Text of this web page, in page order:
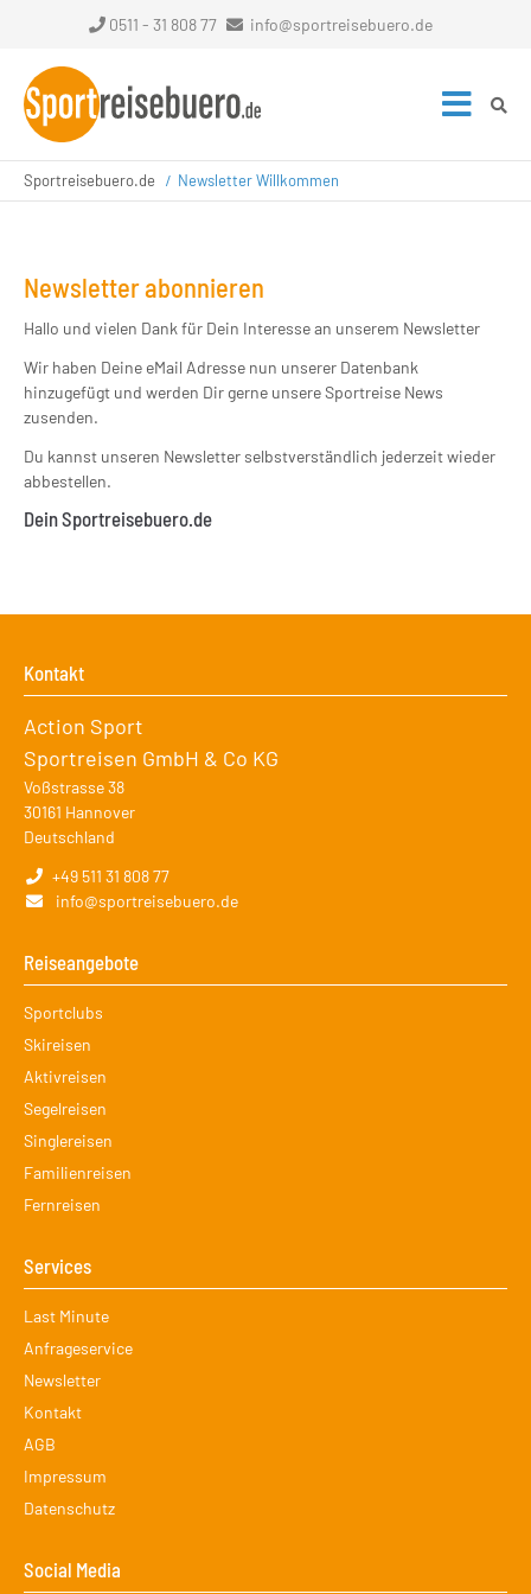
0511 - 31 808 77 info@sportreisebuero.de
Sportreisebuero.de Newsletter Willkommen
Newsletter abonnieren
Hallo und vielen Dank für Dein Interesse an unserem Newsletter
Wir haben Deine eMail Adresse nun unserer Datenbank
hinzugefügt und werden Dir gerne unsere Sportreise News
zusenden.
Du kannst unseren Newsletter selbstverständlich jederzeit wieder
abbestellen.
Dein Sportreisebuero.de
Kontakt
Action Sport
Sportreisen GmbH & Co KG
Voßstrasse 38
30161 Hannover
Deutschland
+49 511 31 808 77
info@sportreisebuero.de
Reiseangebote
Navigation
überspringen
Sportclubs
Skireisen
Aktivreisen
Segelreisen
Singlereisen
Familienreisen
Fernreisen
Services
Navigation
überspringen
Last Minute
Anfrageservice
Newsletter
Kontakt
AGB
Impressum
Datenschutz
Social Media